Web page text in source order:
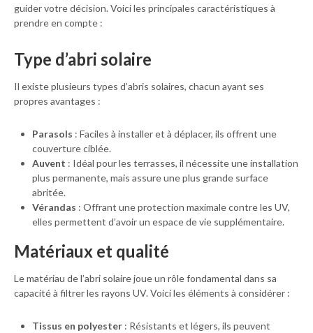
guider votre décision. Voici les principales caractéristiques à
prendre en compte :
Type d’abri solaire
Il existe plusieurs types d’abris solaires, chacun ayant ses
propres avantages :
Parasols : Faciles à installer et à déplacer, ils offrent une
couverture ciblée.
Auvent : Idéal pour les terrasses, il nécessite une installation
plus permanente, mais assure une plus grande surface
abritée.
Vérandas : Offrant une protection maximale contre les UV,
elles permettent d’avoir un espace de vie supplémentaire.
Matériaux et qualité
Le matériau de l’abri solaire joue un rôle fondamental dans sa
capacité à filtrer les rayons UV. Voici les éléments à considérer :
Tissus en polyester : Résistants et légers, ils peuvent